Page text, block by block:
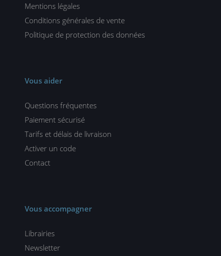
Mentions légales
Conditions générales de vente
Politique de protection des données
Vous aider
Questions fréquentes
Paiement sécurisé
Tarifs et délais de livraison
Activer un code
Contact
Vous accompagner
Librairies
Newsletter